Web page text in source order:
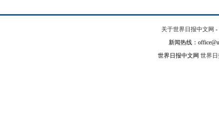
关于世界日报中文网 -
新闻热线：
世界日报中文网 世界